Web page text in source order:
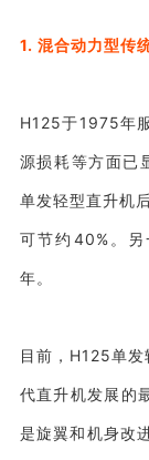
1. 混合动力型传
H125于1975年
源损耗等方面已
单发轻型直升机
可节约40%。
年。
目前，H125单
代直升机发展的
是旋翼和机身改